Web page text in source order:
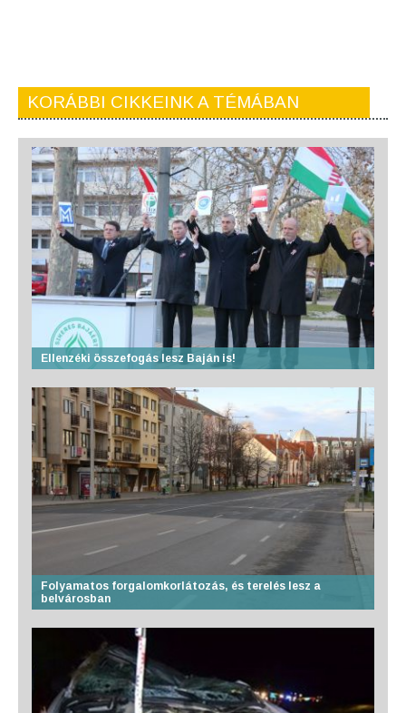
KORÁBBI CIKKEINK A TÉMÁBAN
Ellenzéki összefogás lesz Baján is!
Folyamatos forgalomkorlátozás, és terelés lesz a
belvárosban